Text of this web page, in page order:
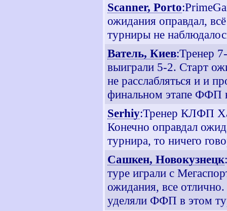
Scanner, Porto
ожидания оправдал,
турниры не
Ватель, Киев:Тренер
выиграли 5-2. Старт
не расслабляться и и
финальном этапе ФФП
Serhiy:Тренер КЛФП
Конечно оправдал
турнира, то ничего
Сашкен, Новокузнецк
туре играли с
ожидания, все
уделяли ФФП в этом